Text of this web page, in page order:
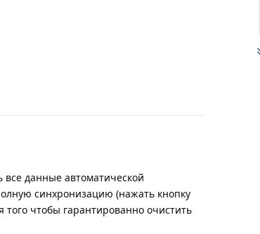
данные автоматической
синхронизацию (нажать кнопку
чтобы гарантированно очистить